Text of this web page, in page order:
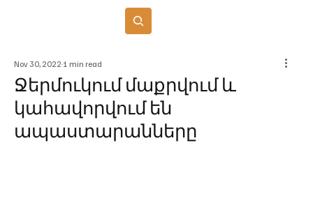
Ջերմուկում մաքրվում և
կահավորվում են
ապաստարանները
Nov 30, 2022 1 min read